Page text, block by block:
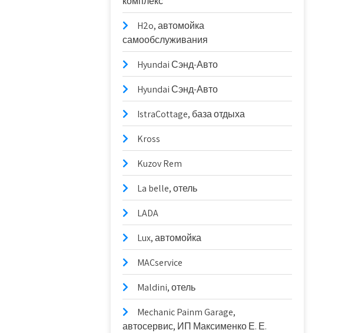
H2o, автомойка
самообслуживания
Hyundai Сэнд-Авто
Hyundai Сэнд-Авто
IstraCottage, база отдыха
Kross
Kuzov Rem
La belle, отель
LADA
Lux, автомойка
MACservice
Maldini, отель
Mechanic Painm Garage,
автосервис, ИП Максименко Е. Е.